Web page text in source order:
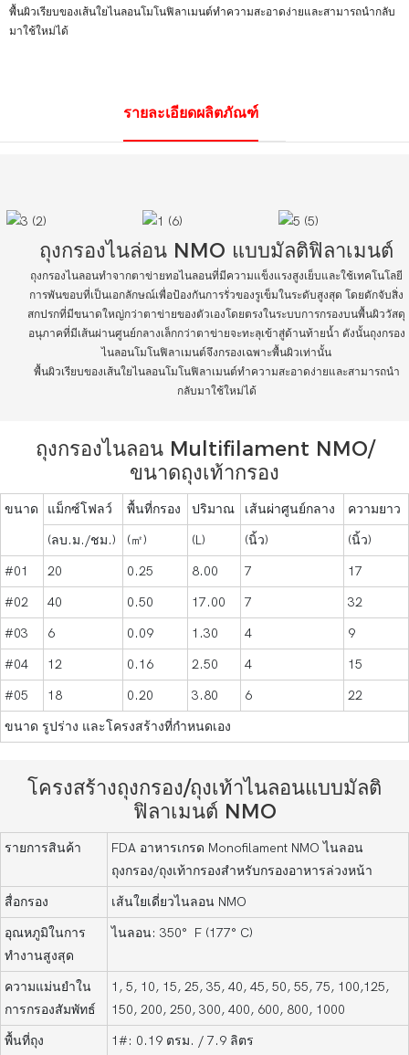
พื้นผิวเรียบของเส้นใยไนลอนโมโนฟิลาเมนต์ทำความสะอาดง่ายและสามารถนำกลับ
มาใช้ใหม่ได้
รายละเอียดผลิตภัณฑ์
ถุงกรองไนล่อน NMO แบบมัลติฟิลาเมนต์
ถุงกรองไนลอนทำจากตาข่ายทอไนลอนที่มีความแข็งแรงสูงเย็บและใช้เทคโนโลยี
การพันขอบที่เป็นเอกลักษณ์เพื่อป้องกันการรั่วของรูเข็มในระดับสูงสุด โดยดักจับสิ่ง
สกปรกที่มีขนาดใหญ่กว่าตาข่ายของตัวเองโดยตรงในระบบการกรองบนพื้นผิววัสดุ
อนุภาคที่มีเส้นผ่านศูนย์กลางเล็กกว่าตาข่ายจะทะลุเข้าสู่ด้านท้ายน้ำ ดังนั้นถุงกรอง
ไนลอนโมโนฟิลาเมนต์จึงกรองเฉพาะพื้นผิวเท่านั้น
พื้นผิวเรียบของเส้นใยไนลอนโมโนฟิลาเมนต์ทำความสะอาดง่ายและสามารถนำ
กลับมาใช้ใหม่ได้
ถุงกรองไนลอน Multifilament NMO/
ขนาดถุงเท้ากรอง
ขนาด แม็กซ์โฟลว์ พื้นที่กรอง ปริมาณ เส้นผ่าศูนย์กลาง
ความยาว
(ลบ.ม./ชม.)
(㎡) (L) (นิ้ว)
(นิ้ว)
#01
20 0.25 8.00 7
17
#02
40 0.50 17.00 7
32
#03
6 0.09 1.30 4
9
#04
12 0.16 2.50 4
15
#05
18 0.20 3.80 6
22
ขนาด รูปร่าง และโครงสร้างที่กำหนดเอง
โครงสร้างถุงกรอง/ถุงเท้าไนลอนแบบมัลติ
ฟิลาเมนต์ NMO
รายการสินค้า
FDA อาหารเกรด Monofilament NMO ไนลอน
ถุงกรอง/ถุงเท้ากรองสำหรับกรองอาหารล่วงหน้า
สื่อกรอง
เส้นใยเดี่ยวไนลอน NMO
อุณหภูมิในการ
ทำงานสูงสุด
ไนลอน: 350° F (177° C)
ความแม่นยำใน
การกรองสัมพัทธ์
1, 5, 10, 15, 25, 35, 40, 45, 50, 55, 75, 100,125,
150, 200, 250, 300, 400, 600, 800, 1000
พื้นที่ถุง
1#: 0.19 ตรม. / 7.9 ลิตร